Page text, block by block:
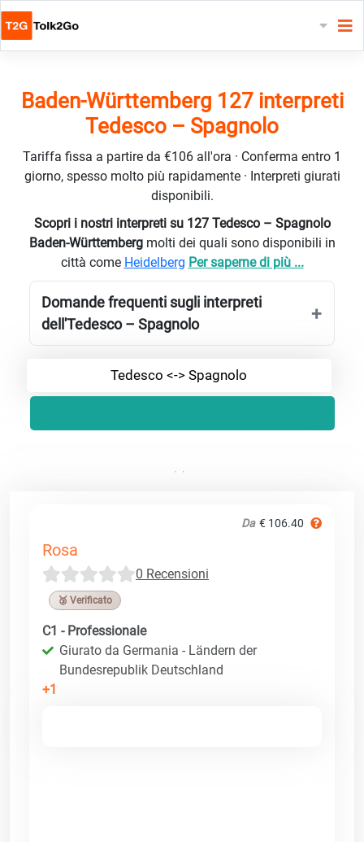
Baden-Württemberg 127 interpreti
Tedesco – Spagnolo
Tariffa fissa a partire da €106 all'ora · Conferma entro 1
giorno, spesso molto più rapidamente · Interpreti giurati
disponibili.
Scopri i nostri interpreti su 127 Tedesco – Spagnolo
Baden-Württemberg molti dei quali sono disponibili in
città come Heidelberg Per saperne di più ...
Domande frequenti sugli interpreti
dell'Tedesco – Spagnolo
Tedesco <-> Spagnolo
Da € 106.40
Rosa
0 Recensioni
🥉 Verificato
C1 - Professionale
Giurato da Germania - Ländern der
Bundesrepublik Deutschland
+1